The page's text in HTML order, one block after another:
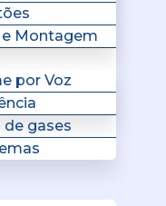
Montagem
por Voz
gases